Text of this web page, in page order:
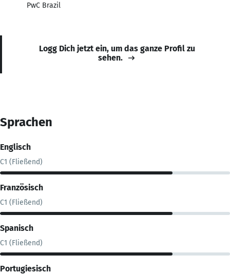
PwC Brazil
Logg Dich jetzt ein, um das ganze Profil zu
sehen.
Sprachen
Englisch
C1 (Fließend)
Französisch
C1 (Fließend)
Spanisch
C1 (Fließend)
Portugiesisch